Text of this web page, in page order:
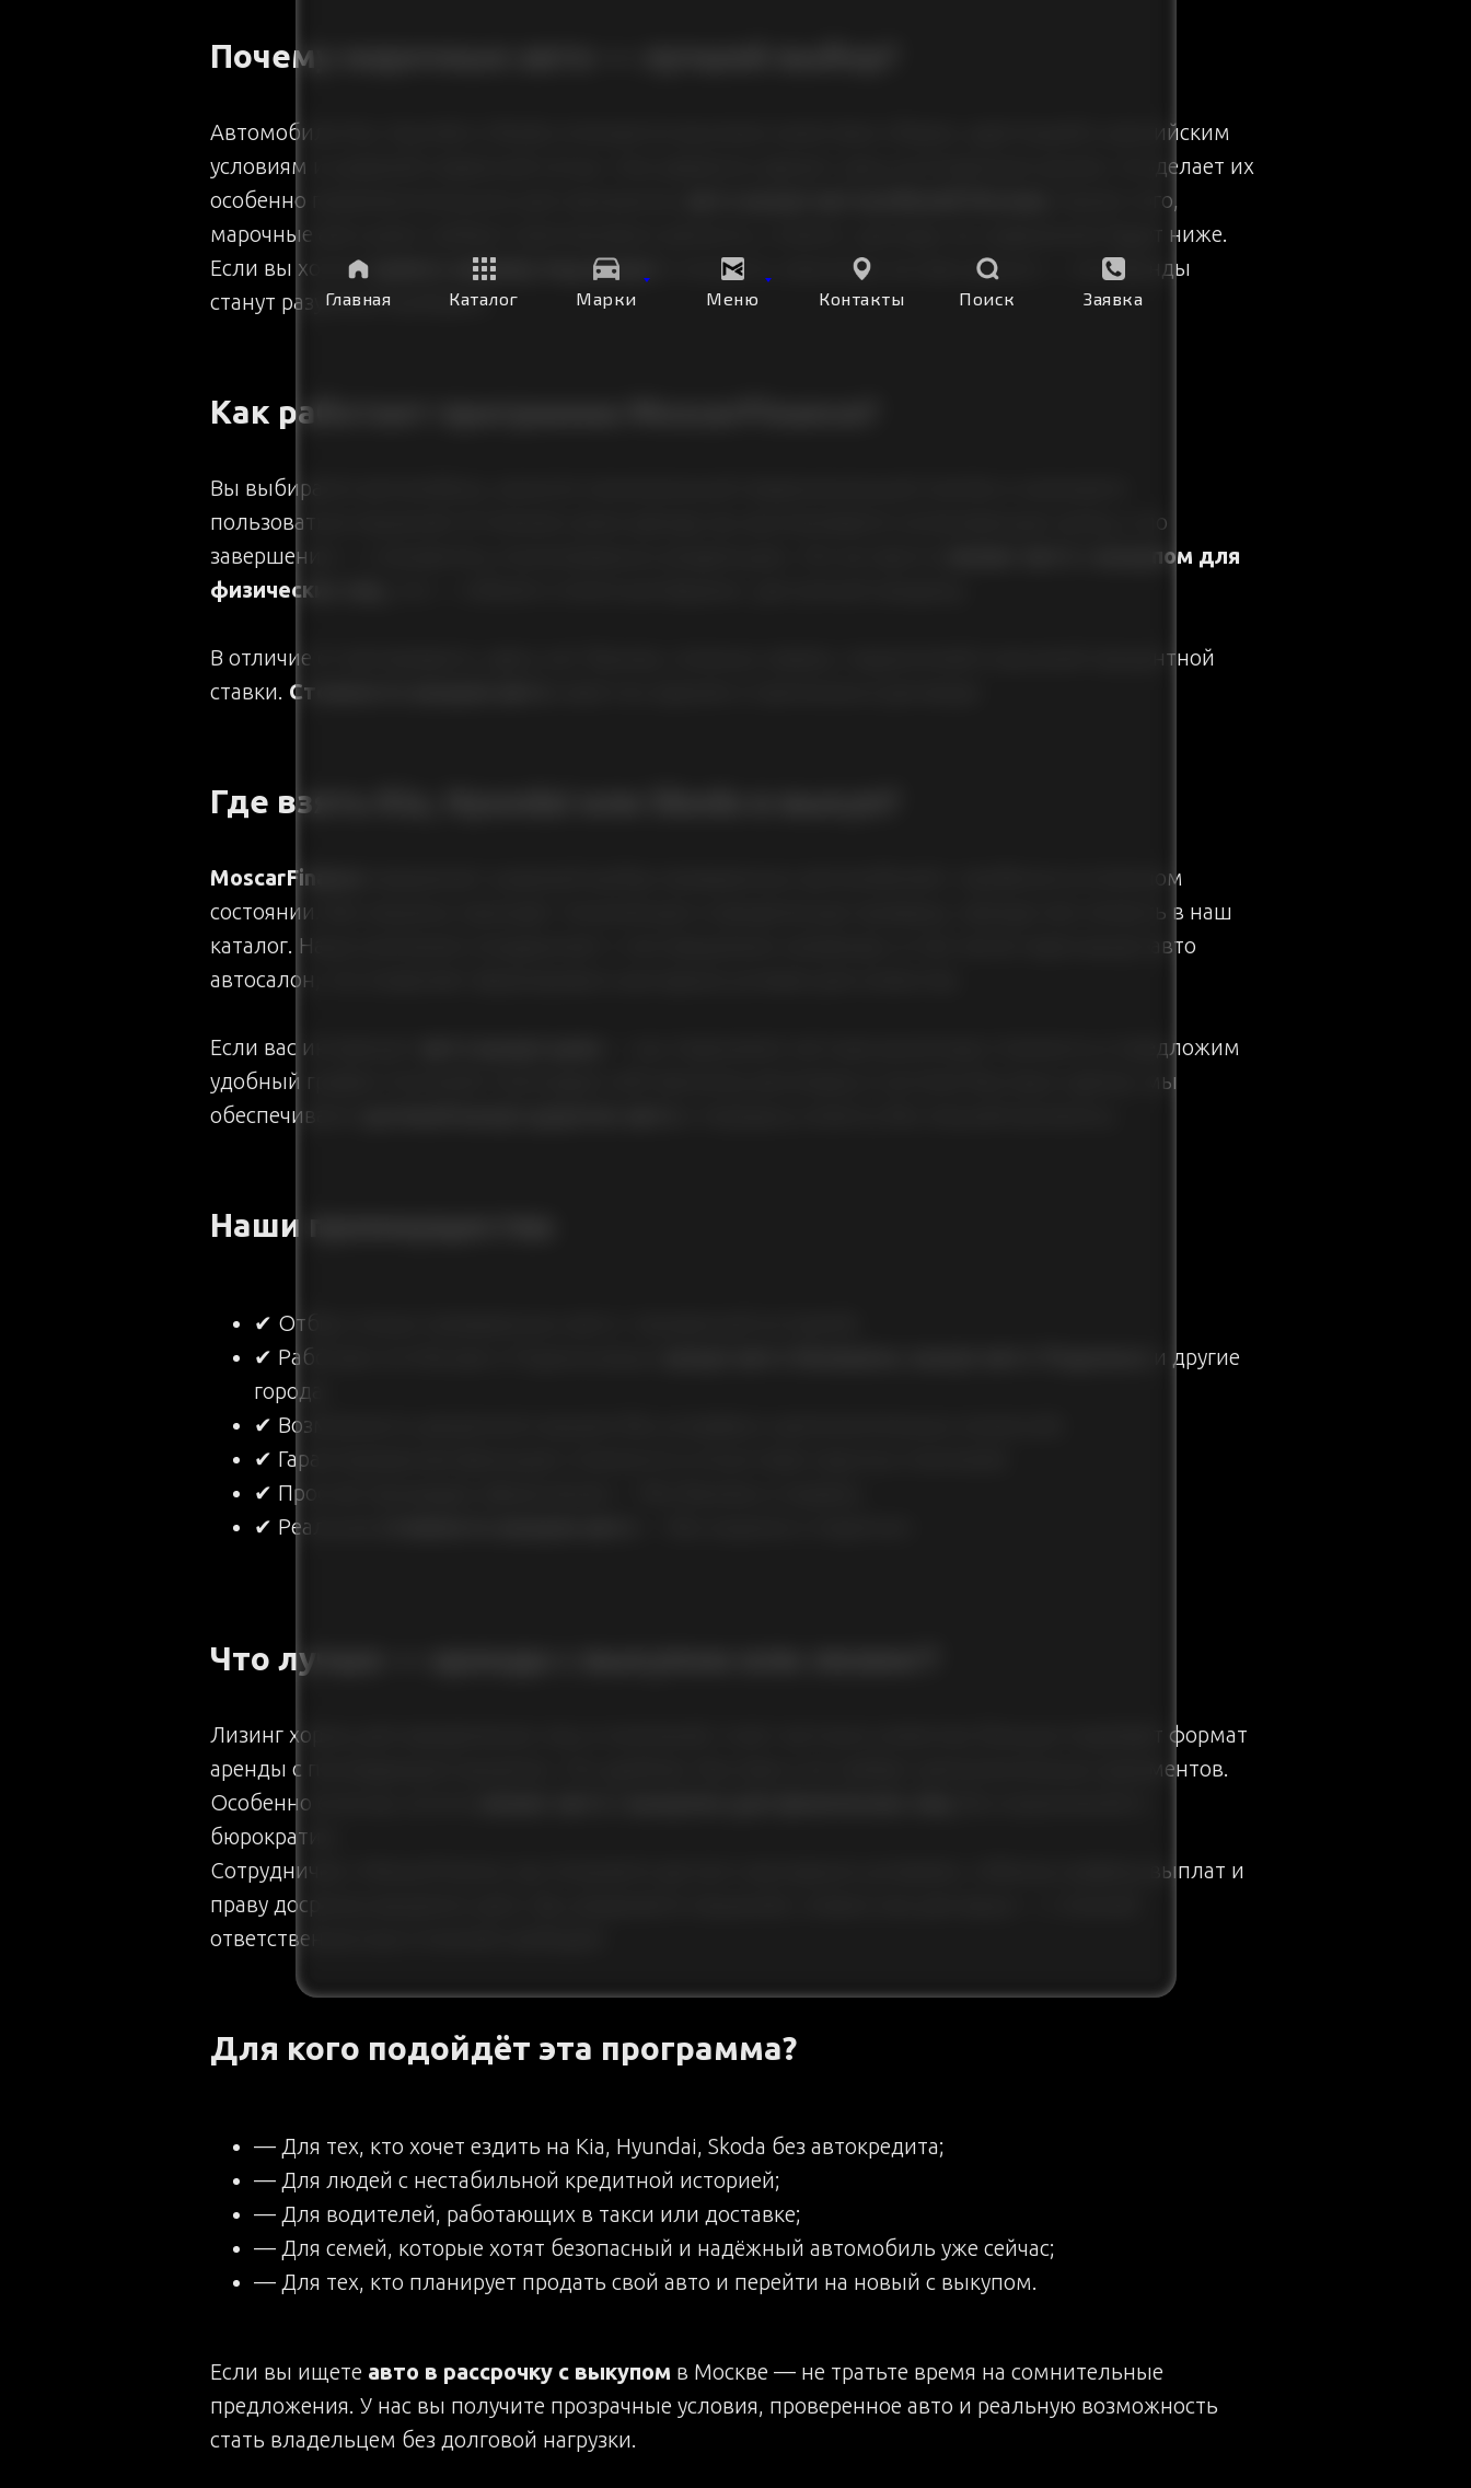
Главная Каталог Марки Меню Контакты Поиск Заявка
Почему марочные авто — лучший выбор?
Автомобили Kia, Hyundai и Skoda отличаются высоким качеством сборки, адаптацией к российским
условиям и широкой сервисной сетью. Они уверенно держат цену на вторичном рынке, что делает их
особенно привлекательными для программы
. Кроме того,
марочные авто реже требуют внепланового ремонта, а значит, расходы на содержание будут ниже.
Если вы хотите
купить машину под выкуп
и получить максимум за свои деньги — эти бренды
станут разумным выбором.
Как работает программа MoscarFinance?
Вы выбираете автомобиль, вносите минимальный первоначальный платёж и начинаете
пользоваться машиной. В течение срока аренды вы выплачиваете согласованную сумму, а по
завершении — становитесь полноправным владельцем. Это не просто
лизинг авто с выкупом для
физических лиц
В отличие от автокредита, здесь нет банков, сложных заявок, поручителей и высокой процентной
ставки. Стоимость выкупа авто
Где взять Kia, Hyundai или Skoda в выкуп?
MoscarFinance
предлагает широкий выбор проверенных автомобилей с пробегом в отличном
состоянии. Все машины проходят техническую и юридическую проверку, прежде чем попасть в наш
каталог. Наша компания сотрудничает с поставщиками напрямую, в том числе через выкуп авто
автосалон, что позволяет формировать выгодные условия для клиентов.
Если вас интересует
— мы подскажем честную рыночную стоимость и предложим
удобный график платежей. Благодаря собственному автопарку и системе быстрых сделок, мы
обеспечиваем
Наши преимущества
✔ Отбор только проверенных авто с прозрачной историей;
✔ Работаем по Москве и Подмосковью:
и другие
города;
✔ Возможность досрочного выкупа без штрафов и дополнительных комиссий;
✔ Гарантированная фиксация стоимости и отсутствие скрытых платежей;
✔ Простая процедура оформления — без банков и справок;
✔ Реальная
Что лучше — аренда с выкупом или лизинг?
Лизинг хорош для юридических лиц и компаний. А вот частным клиентам больше подойдёт формат
аренды с последующим выкупом. Это удобнее, быстрее и не требует дополнительных документов.
Особенно если вы хотите
бюрократии.
Сотрудничая с MoscarFinance, вы получаете доступ к выгодным условиям, гибкому графику выплат и
праву досрочно выкупить авто. Вы управляете машиной, словно она уже ваша — с полной
ответственностью и полной свободой.
Для кого подойдёт эта программа?
— Для тех, кто хочет ездить на Kia, Hyundai, Skoda без автокредита;
— Для людей с нестабильной кредитной историей;
— Для водителей, работающих в такси или доставке;
— Для семей, которые хотят безопасный и надёжный автомобиль уже сейчас;
— Для тех, кто планирует продать свой авто и перейти на новый с выкупом.
Если вы ищете авто в рассрочку с выкупом в Москве — не тратьте время на сомнительные
предложения. У нас вы получите прозрачные условия, проверенное авто и реальную возможность
стать владельцем без долговой нагрузки.